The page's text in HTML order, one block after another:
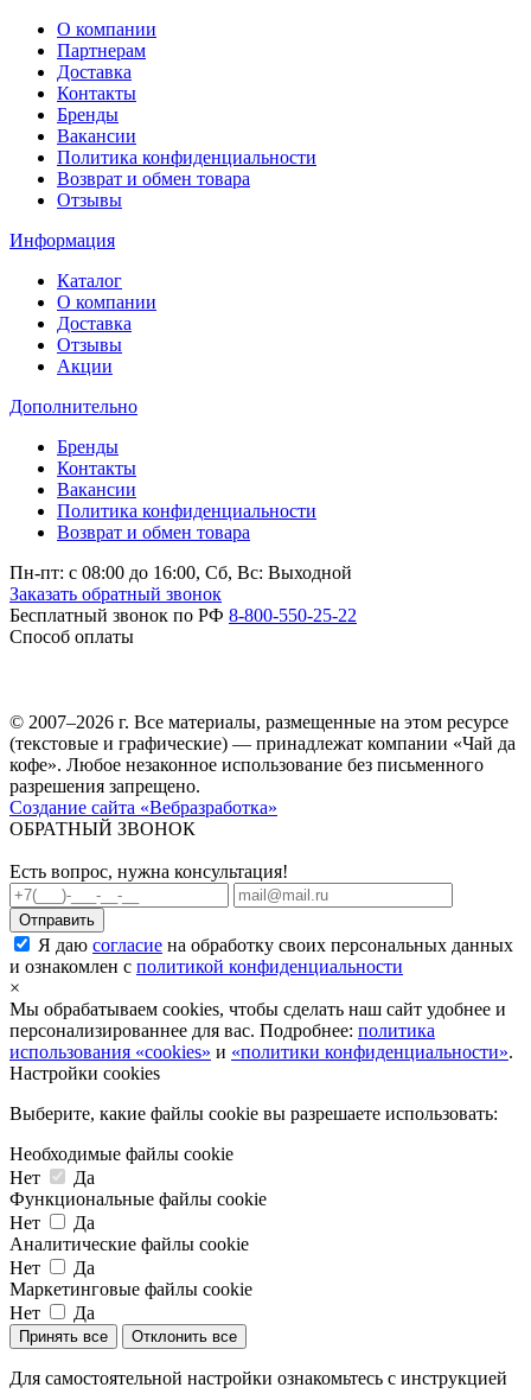
О компании
Партнерам
Доставка
Контакты
Бренды
Вакансии
Политика конфиденциальности
Возврат и обмен товара
Отзывы
Информация
Каталог
О компании
Доставка
Отзывы
Акции
Дополнительно
Бренды
Контакты
Вакансии
Политика конфиденциальности
Возврат и обмен товара
Пн-пт: c 08:00 до 16:00, Сб, Вс: Выходной
Заказать обратный звонок
Бесплатный звонок по РФ 8-800-550-25-22
Способ оплаты
© 2007–2026 г. Все материалы, размещенные на этом ресурсе
(текстовые и графические) — принадлежат компании «Чай да
кофе». Любое незаконное использование без письменного
разрешения запрещено.
Создание сайта «Вебразработка»
ОБРАТНЫЙ ЗВОНОК
Есть вопрос, нужна консультация!
Я даю согласие на обработку своих персональных данных
и ознакомлен с политикой конфиденциальности
×
Мы обрабатываем cookies, чтобы сделать наш сайт удобнее и
персонализированнее для вас. Подробнее: политика
использования «cookies» и «политики конфиденциальности».
Настройки cookies
Выберите, какие файлы cookie вы разрешаете использовать:
Необходимые файлы cookie
Нет
Да
Функциональные файлы cookie
Нет
Да
Аналитические файлы cookie
Нет
Да
Маркетинговые файлы cookie
Нет
Да
Принять все Отклонить все
Для самостоятельной настройки ознакомьтесь с инструкцией